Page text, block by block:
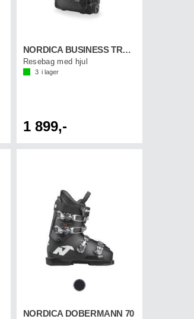
NORDICA BUSINESS TROLLEY Svart/Vit
Resebag med hjul
3 i lager
1 899,-
NORDICA DOBERMANN 70